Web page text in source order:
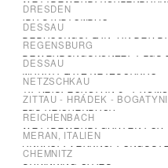
DRESDEN
IBA STADTUMBAU
DESSAU
BEBAUUNGSPLAN "AN DER
REGENSBURG
BEWERBUNGSKONZEPT LGS
DESSAU
MARKTPLATZ NETZSCHKAU
NETZSCHKAU
1.PREIS: EUROPAN 8 -
ZITTAU - HRÁDEK -
LGS REICHENBACH
REICHENBACH
WETTBEWERB: GARTEN FÜR
MERAN, ITALIEN
ANKAUF:
CHEMNITZ
SHRINKING CITIES